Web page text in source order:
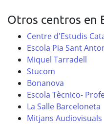
Otros centros en
Centre d'Estudis
Escola Pia Sant
Miquel Tarradell
Stucom
Bonanova
Escola Tècnico-
La Salle Barceloneta
Mitjans Audiovisuals